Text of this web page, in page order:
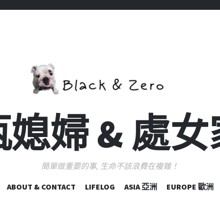
婦 & 處
簡單做重要的事, 生命不該浪費在複雜！
跳
ABOUT & CONTACT LIFELOG ASIA 亞洲 EUROPE 歐洲